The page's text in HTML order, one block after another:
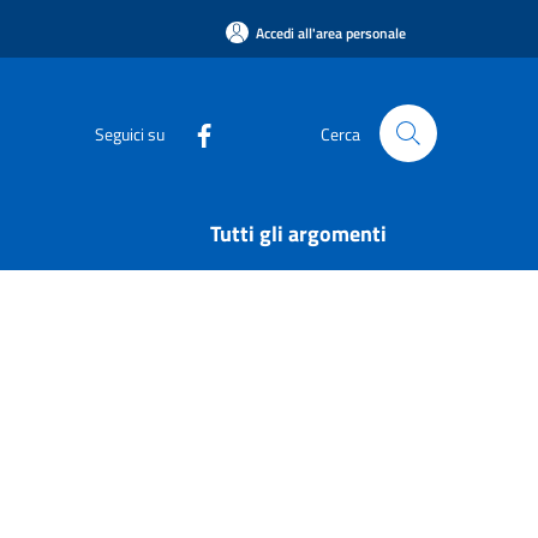
Accedi all'area personale
Seguici su Cerca
Tutti gli argomenti